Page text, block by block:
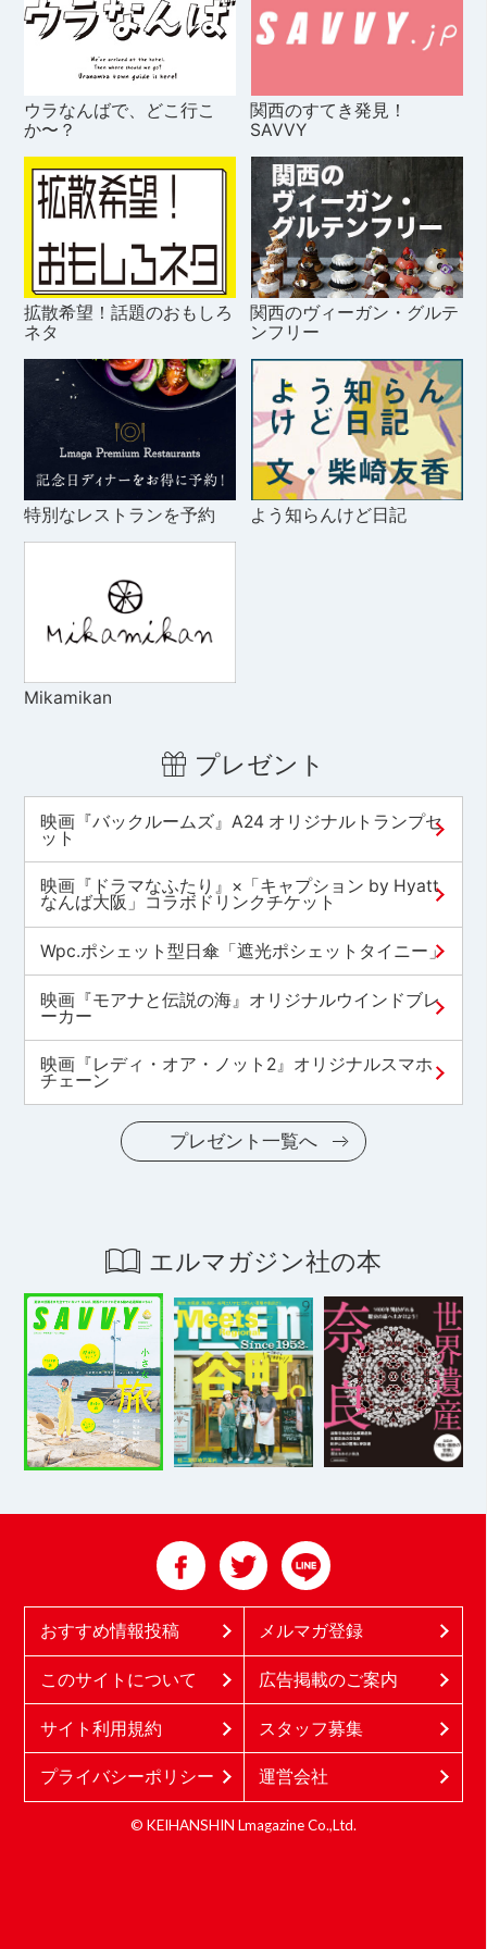
ウラなんばで、どこ行こ
か〜？
関西のすてき発見！
SAVVY
拡散希望！話題のおもしろ
ネタ
関西のヴィーガン・グルテ
ンフリー
特別なレストランを予約 よう知らんけど日記
Mikamikan
プレゼント
映画『バックルームズ』A24 オリジナルトランプセ
ット
映画『ドラマなふたり』×「キャプション by Hyatt
なんば大阪」コラボドリンクチケット
Wpc.ポシェット型日傘「遮光ポシェットタイニー」
映画『モアナと伝説の海』オリジナルウインドブレ
ーカー
映画『レディ・オア・ノット2』オリジナルスマホ
チェーン
プレゼント一覧へ
エルマガジン社の本
おすすめ情報投稿 メルマガ登録
このサイトについて 広告掲載のご案内
サイト利用規約 スタッフ募集
プライバシーポリシー 運営会社
© KEIHANSHIN Lmagazine Co.,Ltd.